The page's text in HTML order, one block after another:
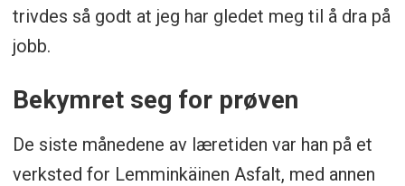
trivdes så godt at jeg har gledet meg til å dra på
jobb.
Bekymret seg for prøven
De siste månedene av læretiden var han på et
verksted for Lemminkäinen Asfalt, med annen